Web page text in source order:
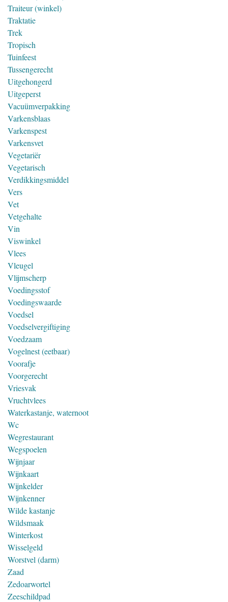
Traiteur (winkel)
Traktatie
Trek
Tropisch
Tuinfeest
Tussengerecht
Uitgehongerd
Uitgeperst
Vacuümverpakking
Varkensblaas
Varkenspest
Varkensvet
Vegetariër
Vegetarisch
Verdikkingsmiddel
Vers
Vet
Vetgehalte
Vin
Viswinkel
Vlees
Vleugel
Vlijmscherp
Voedingsstof
Voedingswaarde
Voedsel
Voedselvergiftiging
Voedzaam
Vogelnest (eetbaar)
Voorafje
Voorgerecht
Vriesvak
Vruchtvlees
Waterkastanje, waternoot
Wc
Wegrestaurant
Wegspoelen
Wijnjaar
Wijnkaart
Wijnkelder
Wijnkenner
Wilde kastanje
Wildsmaak
Winterkost
Wisselgeld
Worstvel (darm)
Zaad
Zedoarwortel
Zeeschildpad